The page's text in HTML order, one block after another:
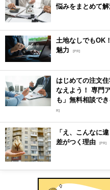
悩みをまとめて解
土地なしでもOK
魅力
[PR]
はじめての注文
なえよう！ 専門
も」無料相談で
R]
「え、こんなに
差がつく理由 [PR]